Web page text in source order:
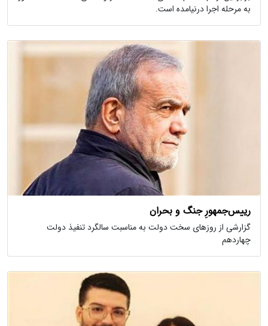
به مرحله اجرا درنیامده است.
رییس‌جمهورِ جنگ و بحران
گزارشی از روزهای سخت دولت به مناسبت سالگرد تنفیذ دولت
چهاردهم